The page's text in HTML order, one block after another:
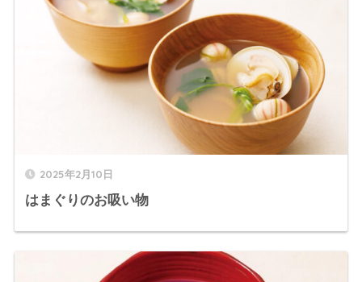
2025年2月10日
はまぐりのお吸い物